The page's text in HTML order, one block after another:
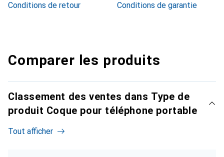
Conditions de retour
Conditions de garantie
Comparer les produits
Classement des ventes dans Type de
produit Coque pour téléphone portable
Tout afficher